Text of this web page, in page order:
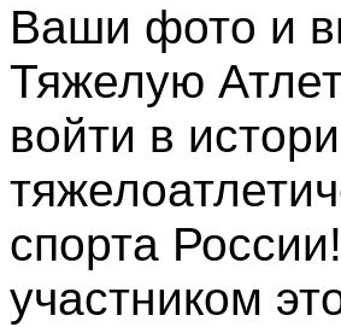
Ваши фото и
Тяжелую
войти в
спорта
участником